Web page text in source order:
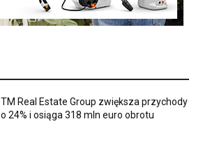
TM Real Estate Group zwiększa przychody
o 24% i osiąga 318 mln euro obrotu